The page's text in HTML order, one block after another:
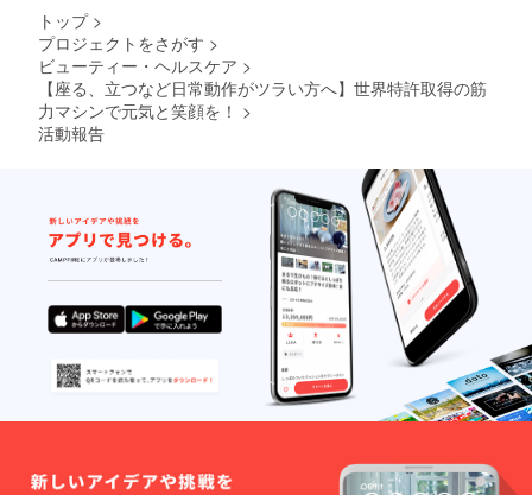
な数量
限定プ
に基づ
く医
療、診
療行為
ではご
ざいま
せん。
効果に
は個人
差がご
ざいま
すこと
を予め
ご了承
い。」
トップ >
プロジェクトをさがす >
ビューティー・ヘルスケア >
【座る、立つなど日常動作がツラい方へ】世界特許取得の筋
力マシンで元気と笑顔を！ >
活動報告